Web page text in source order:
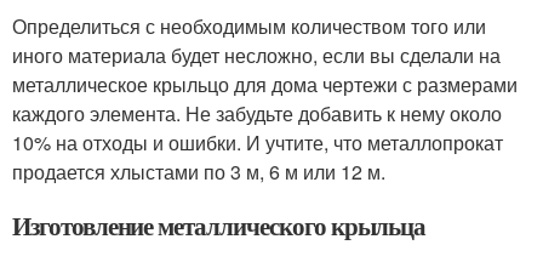
Определиться с необходимым количеством того или
иного материала будет несложно, если вы сделали на
металлическое крыльцо для дома чертежи с размерами
каждого элемента. Не забудьте добавить к нему около
10% на отходы и ошибки. И учтите, что металлопрокат
продается хлыстами по 3 м, 6 м или 12 м.
Изготовление металлического крыльца